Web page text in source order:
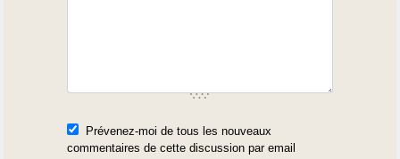
Prévenez-moi de tous les nouveaux
commentaires de cette discussion par email